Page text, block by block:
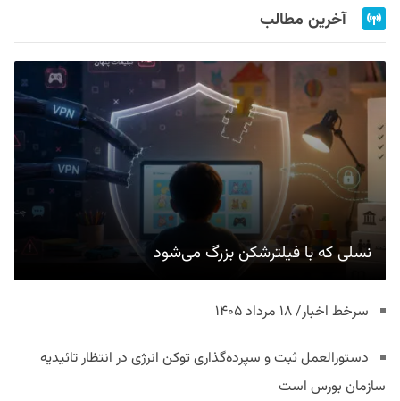
آخرین مطالب
نسلی که با فیلترشکن بزرگ می‌شود
سرخط اخبار/ ۱۸ مرداد ۱۴۰۵
دستورالعمل ثبت و سپرده‌گذاری توکن انرژی در انتظار تائیدیه
سازمان بورس است